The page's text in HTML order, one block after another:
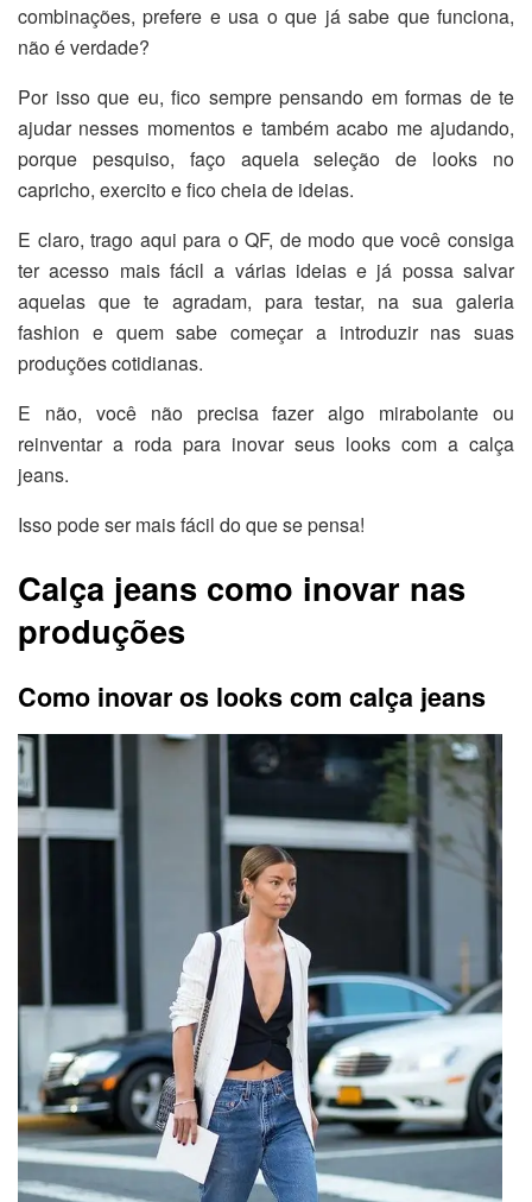
combinações, prefere e usa o que já sabe que funciona,
não é verdade?
Por isso que eu, fico sempre pensando em formas de te
ajudar nesses momentos e também acabo me ajudando,
porque pesquiso, faço aquela seleção de looks no
capricho, exercito e fico cheia de ideias.
E claro, trago aqui para o QF, de modo que você consiga
ter acesso mais fácil a várias ideias e já possa salvar
aquelas que te agradam, para testar, na sua galeria
fashion e quem sabe começar a introduzir nas suas
produções cotidianas.
E não, você não precisa fazer algo mirabolante ou
reinventar a roda para inovar seus looks com a calça
jeans.
Isso pode ser mais fácil do que se pensa!
Calça jeans como inovar nas
produções
Como inovar os looks com calça jeans